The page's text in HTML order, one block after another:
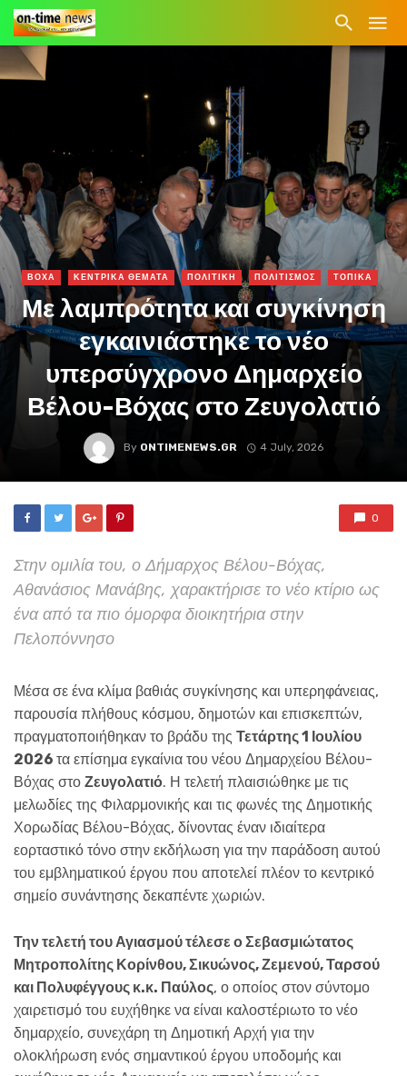
ΒΟΧΑ ΚΕΝΤΡΙΚΑ ΘΕΜΑΤΑ ΠΟΛΙΤΙΚΗ ΠΟΛΙΤΙΣΜΟΣ ΤΟΠΙΚΑ
Με λαμπρότητα και συγκίνηση
εγκαινιάστηκε το νέο
υπερσύγχρονο Δημαρχείο
Βέλου-Βόχας στο Ζευγολατιό
By ONTIMENEWS.GR 4 July, 2026
0
Στην ομιλία του, ο Δήμαρχος Βέλου-Βόχας,
Αθανάσιος Μανάβης, χαρακτήρισε το νέο κτίριο ως
ένα από τα πιο όμορφα διοικητήρια στην
Πελοπόννησο
Μέσα σε ένα κλίμα βαθιάς συγκίνησης και υπερηφάνειας,
παρουσία πλήθους κόσμου, δημοτών και επισκεπτών,
πραγματοποιήθηκαν το βράδυ της Τετάρτης 1 Ιουλίου
2026 τα επίσημα εγκαίνια του νέου Δημαρχείου Βέλου-
Βόχας στο Ζευγολατιό. Η τελετή πλαισιώθηκε με τις
μελωδίες της Φιλαρμονικής και τις φωνές της Δημοτικής
Χορωδίας Βέλου-Βόχας, δίνοντας έναν ιδιαίτερα
εορταστικό τόνο στην εκδήλωση για την παράδοση αυτού
του εμβληματικού έργου που αποτελεί πλέον το κεντρικό
σημείο συνάντησης δεκαπέντε χωριών.
Την τελετή του Αγιασμού τέλεσε ο Σεβασμιώτατος
Μητροπολίτης Κορίνθου, Σικυώνος, Ζεμενού, Ταρσού
και Πολυφέγγους κ.κ. Παύλος, ο οποίος στον σύντομο
χαιρετισμό του ευχήθηκε να είναι καλοστέριωτο το νέο
δημαρχείο, συνεχάρη τη Δημοτική Αρχή για την
ολοκλήρωση ενός σημαντικού έργου υποδομής και